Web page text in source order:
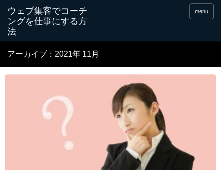
menu
アーカイブ：2021年 11月